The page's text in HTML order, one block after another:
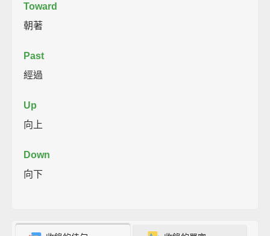
Toward
朝著
Past
經過
Up
向上
Down
向下